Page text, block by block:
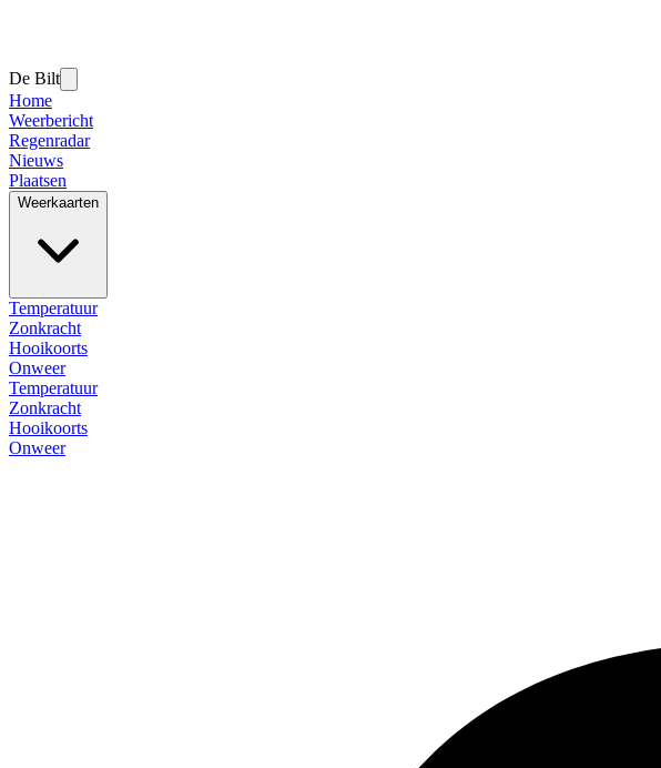
De Bilt
Home
Weerbericht
Regenradar
Nieuws
Plaatsen
Weerkaarten
Temperatuur
Zonkracht
Hooikoorts
Onweer
Temperatuur
Zonkracht
Hooikoorts
Onweer